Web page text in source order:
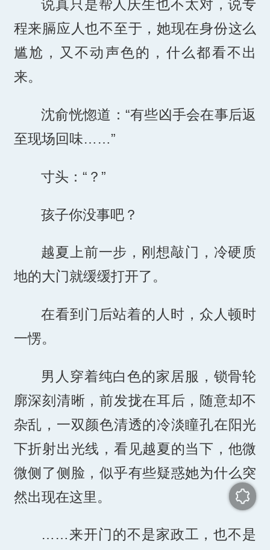
说真只是帮人庆生也不太对，说专
程来膈应人也不至于，她现在身份这么
尴尬，又不动声色的，什么都看不出
来。
沈俞恍惚道：“有些凶手会在事后返
至现场回味……”
寸头：“？”
孩子你没事吧？
越夏上前一步，刚想敲门，冷硬质
地的大门就缓缓打开了。
在看到门后站着的人时，众人顿时
一愣。
男人穿着纯白色的家居服，锁骨轮
廓深刻清晰，前发拢在耳后，随意却不
杂乱，一双颜色清透的冷淡瞳孔在阳光
下折射出光线，看见越夏的当下，他微
微侧了侧脸，似乎有些疑惑她为什么突
然出现在这里。
……来开门的不是家政工，也不是